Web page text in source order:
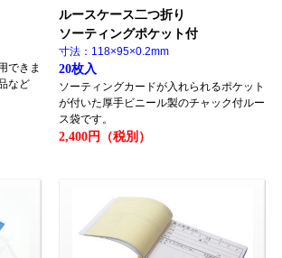
できま
など
ルースケース二つ折り
ソーティングポケット付
寸法：118×95×0.2mm
20枚入
ソーティングカードが入れられるポケット
が付いた厚手ビニール製のチャック付ルー
ス袋です。
2,400円（税別）